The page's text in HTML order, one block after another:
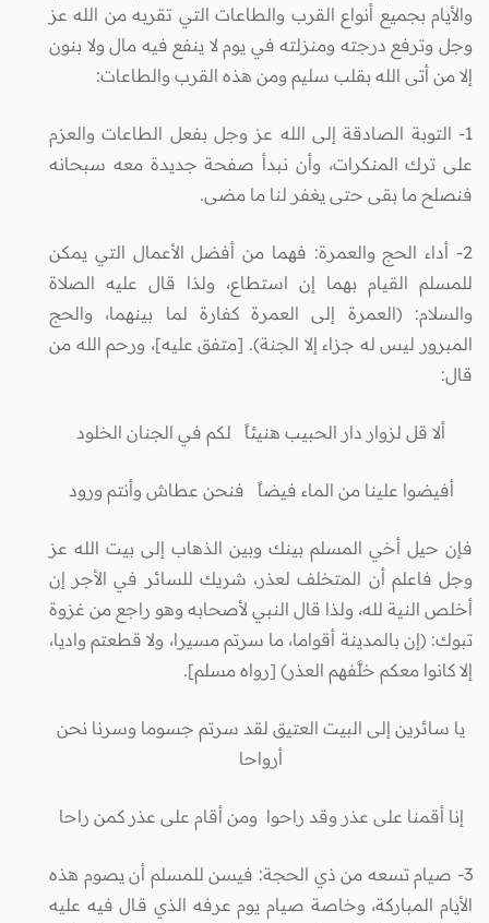
والأيام بجميع أنواع القرب والطاعات التي تقربه من الله عز
وجل وترفع درجته ومنزلته في يوم لا ينفع فيه مال ولا بنون
إلا من أتى الله بقلب سليم ومن هذه القرب والطاعات:
1- التوبة الصادقة إلى الله عز وجل بفعل الطاعات والعزم
على ترك المنكرات، وأن نبدأ صفحة جديدة معه سبحانه
فنصلح ما بقى حتى يغفر لنا ما مضى.
2- أداء الحج والعمرة: فهما من أفضل الأعمال التي يمكن
للمسلم القيام بهما إن استطاع، ولذا قال عليه الصلاة
والسلام: (العمرة إلى العمرة كفارة لما بينهما، والحج
المبرور ليس له جزاء إلا الجنة). [متفق عليه]، ورحم الله من
قال:
ألا قل لزوار دار الحبيب هنيئاً لكم في الجنان الخلود
أفيضوا علينا من الماء فيضاً فنحن عطاش وأنتم ورود
فإن حيل أخي المسلم بينك وبين الذهاب إلى بيت الله عز
وجل فاعلم أن المتخلف لعذر، شريك للسائر في الأجر إن
أخلص النية لله، ولذا قال النبي لأصحابه وهو راجع من غزوة
تبوك: (إن بالمدينة أقواما، ما سرتم مسيرا، ولا قطعتم واديا،
إلا كانوا معكم خلَّفهم العذر) [رواه مسلم].
يا سائرين إلى البيت العتيق لقد سرتم جسوما وسرنا نحن
أرواحا
إنا أقمنا على عذر وقد راحوا ومن أقام على عذر كمن راحا
3- صيام تسعه من ذي الحجة: فيسن للمسلم أن يصوم هذه
الأيام المباركة، وخاصة صيام يوم عرفه الذي قـال فيه عليه